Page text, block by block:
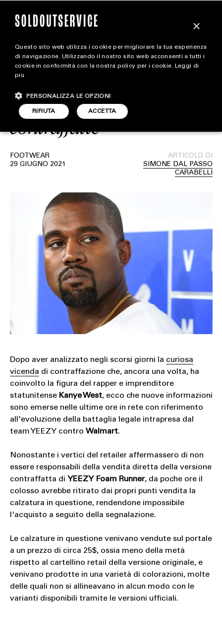
magazine
STYLE
FOOTWEAR
Walmart rimuove dal
proprio catalogo le
YEEZY Foam Runner
contraffatte
FOOTWEAR
29 GIUGNO 2021
ARTICOLO DI
SIMONE DAL PASSO
CARABELLI
Dopo aver analizzato negli scorsi giorni la curiosa
vicenda di contraffazione che, ancora una volta, ha
coinvolto la figura del rapper e imprenditore
statunitense Kanye West, ecco che nuove informazioni
sono emerse nelle ultime ore in rete con riferimento
all'evoluzione della battaglia legale intrapresa dal
team YEEZY contro Walmart.
Nonostante i vertici del retailer affermassero di non
essere responsabili della vendita diretta della versione
contraffatta di YEEZY Foam Runner, da poche ore il
colosso avrebbe ritirato dai propri punti vendita la
calzatura in questione, rendendone impossibile
l'acquisto a seguito della segnalazione.
Le calzature in questione venivano vendute sul portale
a un prezzo di circa 25$, ossia meno della metà
rispetto al cartellino retail della versione originale, e
venivano prodotte in una varietà di colorazioni, molte
delle quali non si allineavano in alcun modo con le
varianti disponibili tramite le versioni ufficiali.
×
Questo sito web utilizza i cookie per migliorare la tua esperienza
di navigazione. Utilizzando il nostro sito web acconsenti a tutti i
cookie in conformità con la nostra policy per i cookie. Leggi di
più
ACCETTA
RIFIUTA
PERSONALIZZA LE OPZIONI